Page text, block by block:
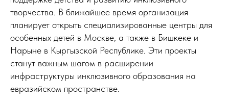
творчества. В ближайшее время организация
планирует открыть специализированные центры для
особенных детей в Москве, а также в Бишкеке и
Нарыне в Кыргызской Республике. Эти проекты
станут важным шагом в расширении
инфраструктуры инклюзивного образования на
евразийском пространстве.